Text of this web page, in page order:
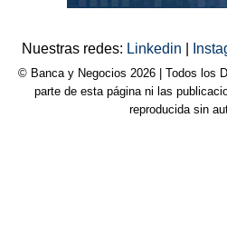
Nuestras redes: Linkedin
© Banca y Negocios 2026 | Todos los
parte de esta página ni las
reproducida sin